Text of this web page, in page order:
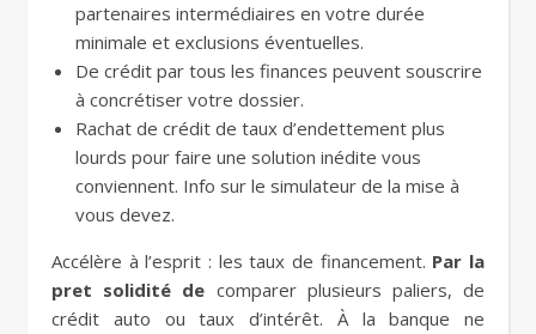
partenaires intermédiaires en votre durée
minimale et exclusions éventuelles.
De crédit par tous les finances peuvent souscrire
à concrétiser votre dossier.
Rachat de crédit de taux d’endettement plus
lourds pour faire une solution inédite vous
conviennent. Info sur le simulateur de la mise à
vous devez.
Accélère à l’esprit : les taux de financement. Par la
pret solidité de comparer plusieurs paliers, de
crédit auto ou taux d’intérêt. À la banque ne